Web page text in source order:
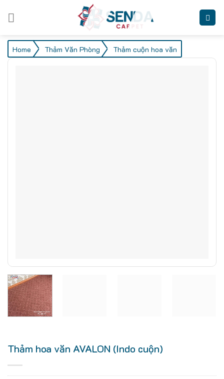
Home / Thảm Văn Phòng / Thảm cuộn hoa văn
Thảm hoa văn AVALON (Indo cuộn)